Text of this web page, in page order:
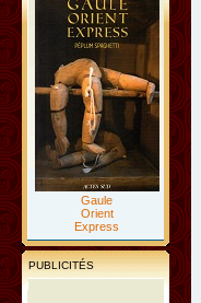
Gaule
Orient
Express
PUBLICITÉS